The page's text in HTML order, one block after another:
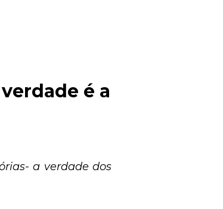
é a
a verdade dos